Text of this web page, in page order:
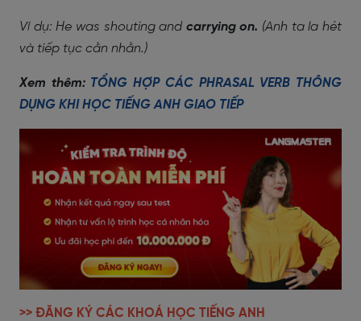
Ví dụ: He was shouting and carrying on. (Anh ta la hét
và tiếp tục cằn nhằn.)
Xem thêm: TỔNG HỢP CÁC PHRASAL VERB THÔNG
DỤNG KHI HỌC TIẾNG ANH GIAO TIẾP
>> ĐĂNG KÝ CÁC KHOÁ HỌC TIẾNG ANH